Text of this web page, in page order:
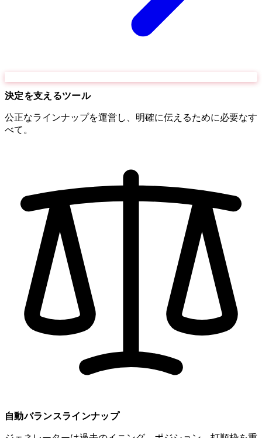
決定を支えるツール
公正なラインナップを運営し、明確に伝えるために必要なす
べて。
自動バランスラインナップ